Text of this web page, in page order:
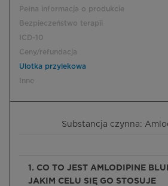
Pełna informacja o produkcie
Bezpieczeństwo terapii
ICD-10
Ceny/refundacja
Ulotka przylekowa
Inne
Substancja czynna:
1. CO TO JEST AMLODIPINE
JAKIM CELU SIĘ GO STOSUJE